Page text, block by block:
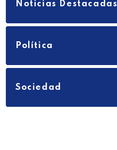
Noticias Destacadas
Política
Sociedad